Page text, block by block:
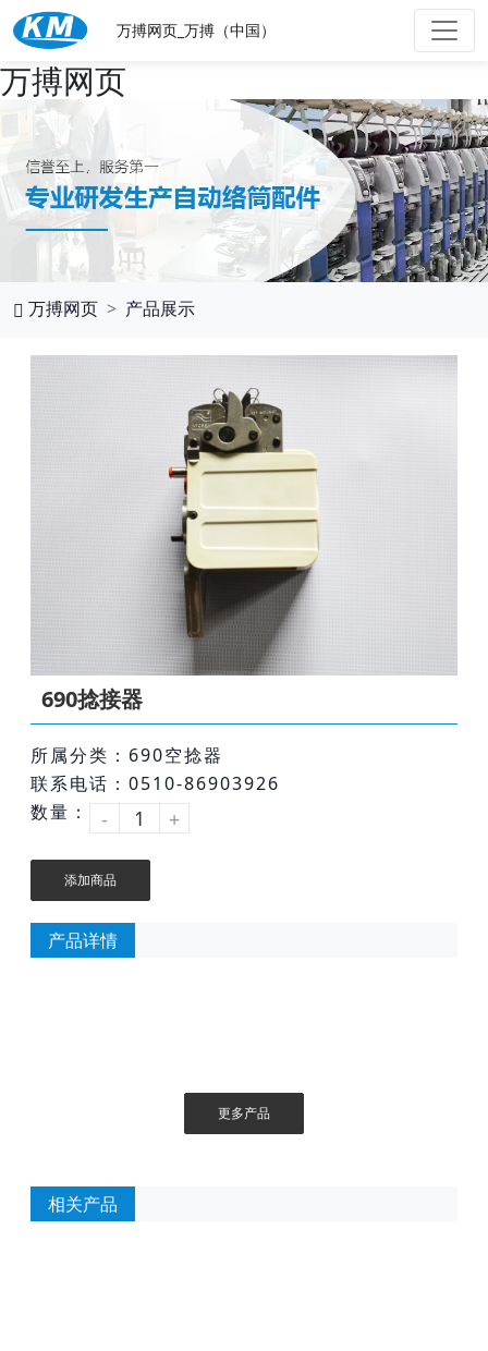
万搏网页
万搏网页_万搏（中国）
万搏网页 产品展示
690捻接器
所属分类：690空捻器
联系电话：0510-86903926
数量：
- +
添加商品
产品详情
更多产品
相关产品